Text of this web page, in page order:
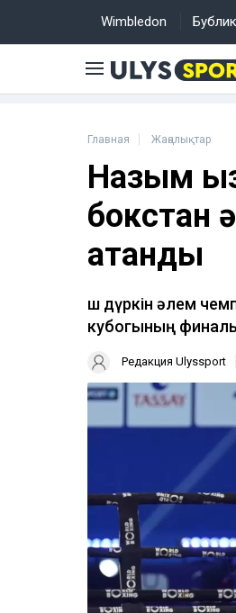
Wimbledon Бублик
Главная Жаңалықтар
Назым
бокстан
атанды
Үш дүркін әлем
кубогының
Редакция Ulyssport